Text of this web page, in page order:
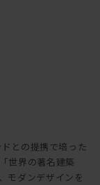
との提携で培った
世界の著名建築
モダンデザインを